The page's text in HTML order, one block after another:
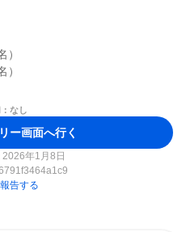
なし
ー画面へ行く
年1月8日
告する